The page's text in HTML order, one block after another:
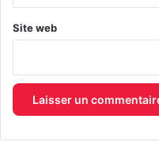
Site web